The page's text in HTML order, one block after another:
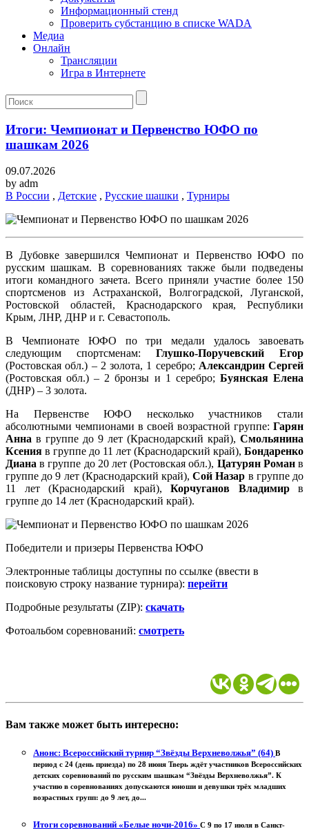
Информационный стенд
Проверить субстанцию в списке WADA
Медиа
Онлайн
Трансляции
Игра в Интернете
Итоги: Чемпионат и Первенство ЮФО по
шашкам 2026
09.07.2026
by adm
В России , Детские , Русские шашки , Турниры
В Дубовке завершился Чемпионат и Первенство ЮФО по
русским шашкам. В соревнованиях также были подведены
итоги командного зачета. Всего приняли участие более 150
спортсменов из Астраханской, Волгоградской, Луганской,
Ростовской областей, Краснодарского края, Республики
Крым, ЛНР, ДНР и г. Севастополь.
В Чемпионате ЮФО по три медали удалось завоевать
следующим спортсменам: Глушко-Поручевский Егор
(Ростовская обл.) – 2 золота, 1 серебро; Александрин Сергей
(Ростовская обл.) – 2 бронзы и 1 серебро; Буянская Елена
(ДНР) – 3 золота.
На Первенстве ЮФО несколько участников стали
абсолютными чемпионами в своей возрастной группе: Гарян
Анна в группе до 9 лет (Краснодарский край), Смольянина
Ксения в группе до 11 лет (Краснодарский край), Бондаренко
Диана в группе до 20 лет (Ростовская обл.), Цатурян Романв
группе до 9 лет (Краснодарский край),Сой Назар в группе до
11 лет (Краснодарский край), Корчуганов Владимирв
группе до 14 лет (Краснодарский край).
Победители и призеры Первенства ЮФО
Электронные таблицы доступны по ссылке (ввести в
поисковую строку название турнира): перейти
Подробные результаты (ZIP): скачать
Фотоальбом соревнований: смотреть
Вам также может быть интересно:
Анонс: Всероссийский турнир “Звёзды Верхневолжья” (64) В
период с 24 (день приезда) по 28 июня Тверь ждёт участников Всероссийских
детских соревнований по русским шашкам “Звёзды Верхневолжья”. К
участию в соревнованиях допускаются юноши и девушки трёх младших
возрастных групп: до 9 лет, до...
Итоги соревнований «Белые ночи-2016» С 9 по 17 июля в Санкт-